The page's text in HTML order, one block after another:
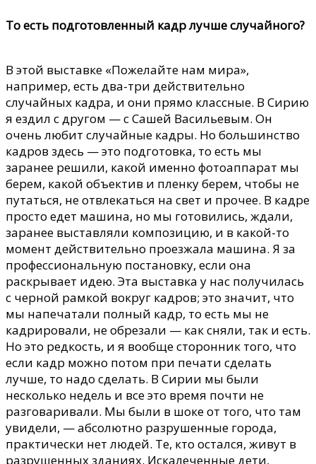
То есть подготовленный кадр лучше случайного?
В этой выставке «Пожелайте нам мира»,
например, есть два-три действительно
случайных кадра, и они прямо классные. В Сирию
я ездил с другом — с Сашей Васильевым. Он
очень любит случайные кадры. Но большинство
кадров здесь — это подготовка, то есть мы
заранее решили, какой именно фотоаппарат мы
берем, какой объектив и пленку берем, чтобы не
путаться, не отвлекаться на свет и прочее. В кадре
просто едет машина, но мы готовились, ждали,
заранее выставляли композицию, и в какой-то
момент действительно проезжала машина. Я за
профессиональную постановку, если она
раскрывает идею. Эта выставка у нас получилась
с черной рамкой вокруг кадров; это значит, что
мы напечатали полный кадр, то есть мы не
кадрировали, не обрезали — как сняли, так и есть.
Но это редкость, и я вообще сторонник того, что
если кадр можно потом при печати сделать
лучше, то надо сделать. В Сирии мы были
несколько недель и все это время почти не
разговаривали. Мы были в шоке от того, что там
увидели, — абсолютно разрушенные города,
практически нет людей. Те, кто остался, живут в
разрушенных зданиях. Искалеченные дети,